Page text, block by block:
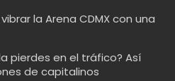
la Arena CDMX con una
pierdes en el tráfico? Así
de capitalinos